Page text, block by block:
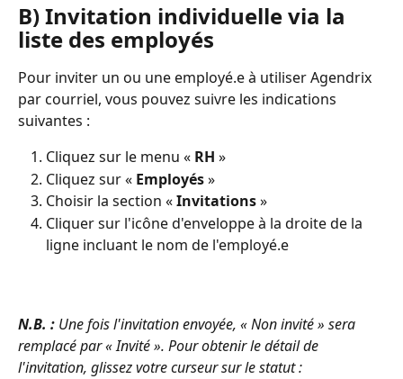
B) Invitation individuelle via la
liste des employés
Pour inviter un ou une employé.e à utiliser Agendrix
par courriel, vous pouvez suivre les indications
suivantes :
Cliquez sur le menu « RH »
Cliquez sur « Employés »
Choisir la section « Invitations »
Cliquer sur l'icône d'enveloppe à la droite de la
ligne incluant le nom de l'employé.e
N.B. : Une fois l'invitation envoyée, « Non invité » sera
remplacé par « Invité ». Pour obtenir le détail de
l'invitation, glissez votre curseur sur le statut :